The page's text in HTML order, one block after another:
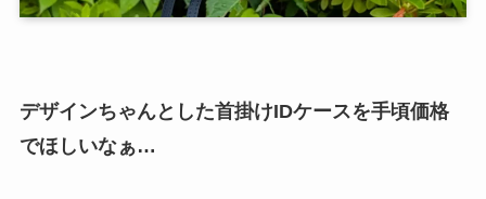
デザインちゃんとした首掛けIDケースを手頃価格
でほしいなぁ…